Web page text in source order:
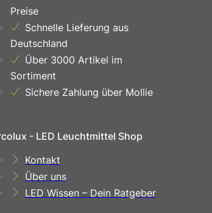
Preise
Schnelle Lieferung aus
Deutschland
Über 3000 Artikel im
Sortiment
Sichere Zahlung über Mollie
- LED Leuchtmittel Shop
Kontakt
Über uns
LED Wissen – Dein Ratgeber